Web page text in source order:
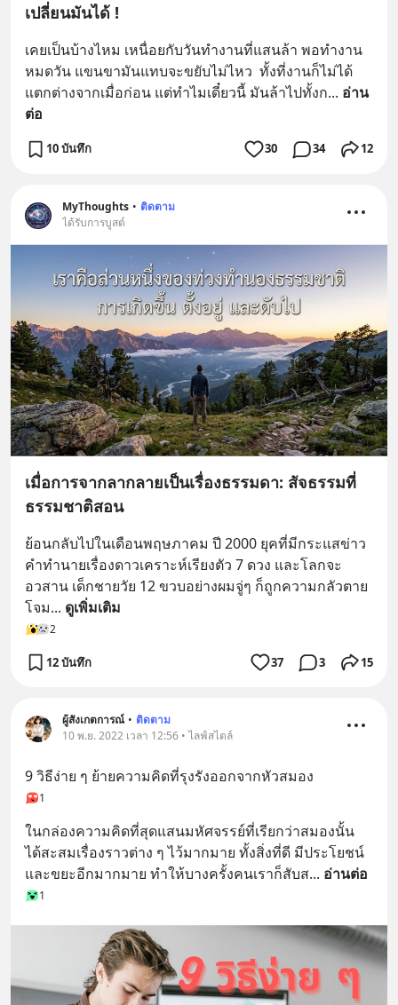
เปลี่ยนมันได้ !
เคยเป็นบ้างไหม เหนื่อยกับวันทำงานที่แสนล้า พอทำงาน
หมดวัน แขนขามันแทบจะขยับไม่ไหว  ทั้งที่งานก็ไม่ได้
แตกต่างจากเมื่อก่อน แต่ทำไมเดี๋ยวนี้ มันล้าไปทั้งก... อ่าน
ต่อ
10 บันทึก 30 34 12
MyThoughts • ติดตาม
ได้รับการบูสต์
เมื่อการจากลากลายเป็นเรื่องธรรมดา: สัจธรรมที่
ธรรมชาติสอน
ย้อนกลับไปในเดือนพฤษภาคม ปี 2000 ยุคที่มีกระแสข่าว
คำทำนายเรื่องดาวเคราะห์เรียงตัว 7 ดวง และโลกจะ
อวสาน เด็กชายวัย 12 ขวบอย่างผมจู่ๆ ก็ถูกความกลัวตาย
โจม... ดูเพิ่มเติม
2
12 บันทึก 37 3 15
ผู้สังเกตการณ์ • ติดตาม
10 พ.ย. 2022 เวลา 12:56 • ไลฟ์สไตล์
9 วิธีง่าย ๆ ย้ายความคิดที่รุงรังออกจากหัวสมอง
1
ในกล่องความคิดที่สุดแสนมหัศจรรย์ที่เรียกว่าสมองนั้น
ได้สะสมเรื่องราวต่าง ๆ ไว้มากมาย ทั้งสิ่งที่ดี มีประโยชน์
และขยะอีกมากมาย ทำให้บางครั้งคนเราก็สับส... อ่านต่อ
1